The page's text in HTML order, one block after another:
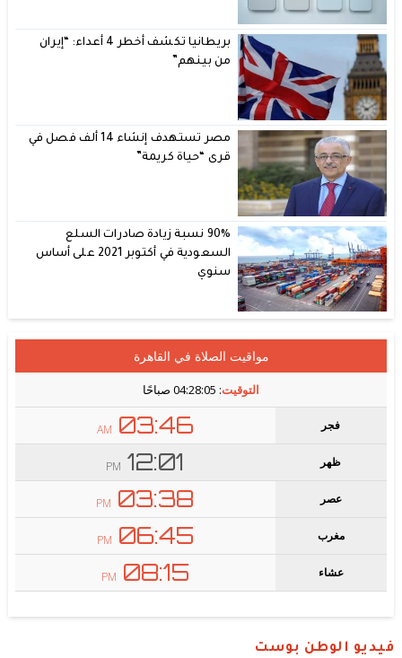
بريطانيا تكشف أخطر 4 أعداء: “إيران
من بينهم”
مصر تستهدف إنشاء 14 ألف فصل في
قرى “حياة كريمة”
90% نسبة زيادة صادرات السلع
السعودية في أكتوبر 2021 على أساس
سنوي
فيديو الوطن بوست